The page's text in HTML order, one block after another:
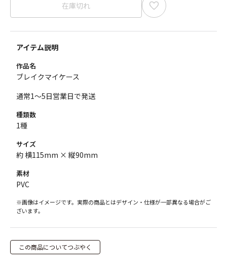
在庫切れ
アイテム説明
作品名
ブレイクマイケース
通常1～5日営業日で発送
種類数
1種
サイズ
約 横115mm × 縦90mm
素材
PVC
※画像はイメージです。実際の商品とはデザイン・仕様が一部異なる場合がご
ざいます。
この商品についてつぶやく